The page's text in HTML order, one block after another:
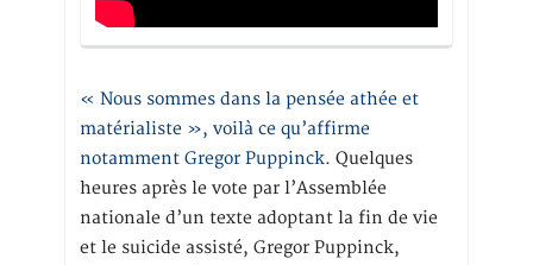
« Nous sommes dans la pensée athée et
matérialiste », voilà ce qu’affirme
notamment Gregor Puppinck. Quelques
heures après le vote par l’Assemblée
nationale d’un texte adoptant la fin de vie
et le suicide assisté, Gregor Puppinck,